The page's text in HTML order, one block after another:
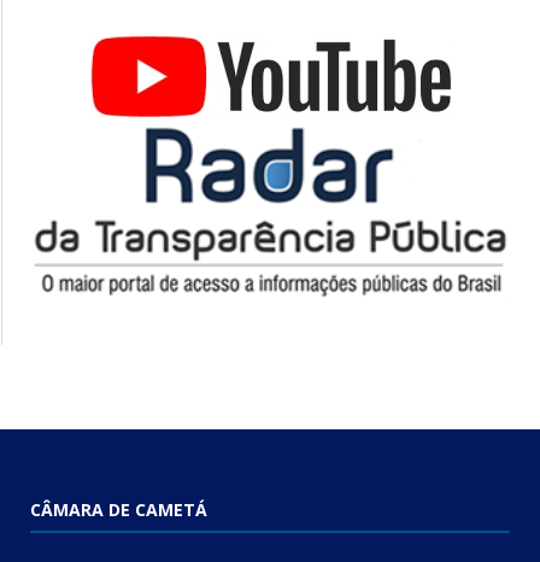
CÂMARA DE CAMETÁ